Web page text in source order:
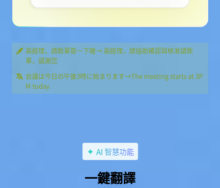
高經理，請款單簽一下喔→ 高經理，請協助確認與核准請款
單，感謝您
会議は今日の午後3時に始まります→The meeting starts at 3P
M today
AI 智慧功能
一鍵翻譯